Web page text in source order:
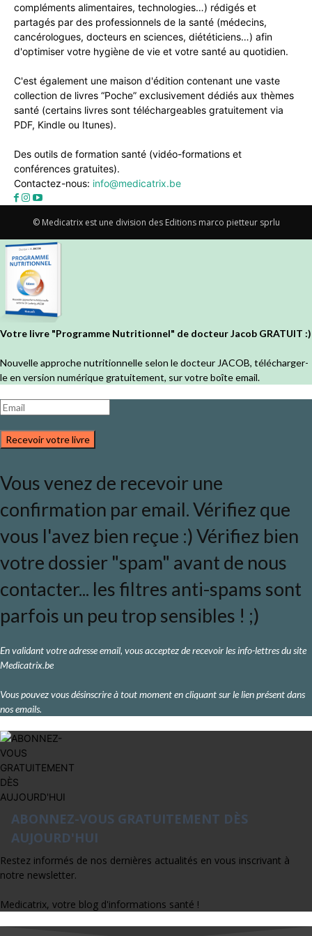
compléments alimentaires, technologies…) rédigés et
partagés par des professionnels de la santé (médecins,
cancérologues, docteurs en sciences, diététiciens…) afin
d'optimiser votre hygiène de vie et votre santé au quotidien.
C'est également une maison d'édition contenant une vaste
collection de livres “Poche” exclusivement dédiés aux thèmes
santé (certains livres sont téléchargeables gratuitement via
PDF, Kindle ou Itunes).
Des outils de formation santé (vidéo-formations et
conférences gratuites).
Contactez-nous: info@medicatrix.be
© Medicatrix est une division des Editions marco pietteur sprlu
Votre livre "Programme Nutritionnel" de docteur Jacob GRATUIT :)
Nouvelle approche nutritionnelle selon le docteur JACOB, télécharger-
le en version numérique gratuitement, sur votre boîte email.
Recevoir votre livre
Vous venez de recevoir une
confirmation par email. Vérifiez que
vous l'avez bien reçue :) Vérifiez bien
votre dossier "spam" avant de nous
contacter... les filtres anti-spams sont
parfois un peu trop sensibles ! ;)
En validant votre adresse email, vous acceptez de recevoir les info-lettres du site
Medicatrix.be
Vous pouvez vous désinscrire à tout moment en cliquant sur le lien présent dans
nos emails.
ABONNEZ-VOUS GRATUITEMENT DÈS
AUJOURD'HUI
Restez informés de nos dernières actualités en vous inscrivant à
notre newsletter.
Medicatrix, votre blog d'informations santé !